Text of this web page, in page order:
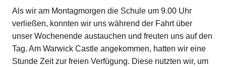
Als wir am Montagmorgen die Schule um 9.00 Uhr
verließen, konnten wir uns während der Fahrt über
unser Wochenende austauchen und freuten uns auf den
Tag. Am Warwick Castle angekommen, hatten wir eine
Stunde Zeit zur freien Verfügung. Diese nutzten wir, um